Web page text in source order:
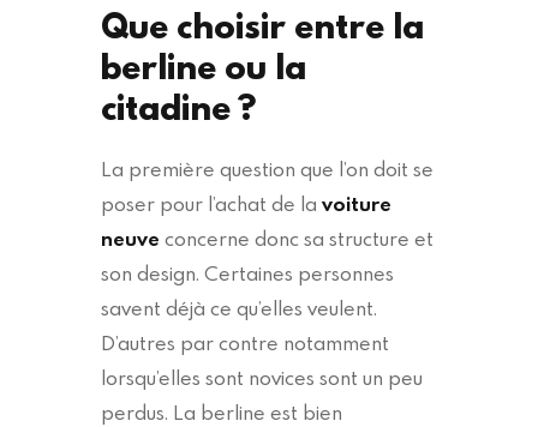
Que choisir entre la
berline ou la
citadine ?
La première question que l’on doit se
poser pour l’achat de la voiture
neuve concerne donc sa structure et
son design. Certaines personnes
savent déjà ce qu’elles veulent.
D’autres par contre notamment
lorsqu’elles sont novices sont un peu
perdus. La berline est bien